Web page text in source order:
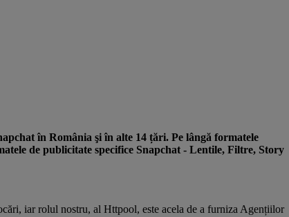
în România şi în alte 14 țări. Pe lângă formatele
de publicitate specifice Snapchat - Lentile, Filtre, Story
iar rolul nostru, al Httpool, este acela de a furniza Agențiilor